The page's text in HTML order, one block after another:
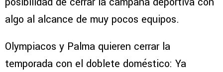
algo al alcance de muy pocos equipos.
Olympiacos y Palma quieren cerrar la
temporada con el doblete doméstico: Ya